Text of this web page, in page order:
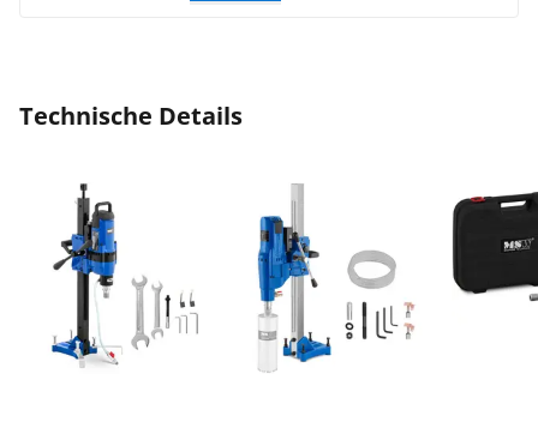
Technische Details